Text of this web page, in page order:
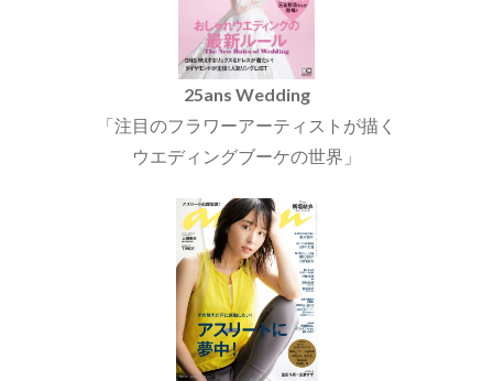
25ans Wedding
「注目のフラワーアーティストが描く
ウエディングブーケの世界」